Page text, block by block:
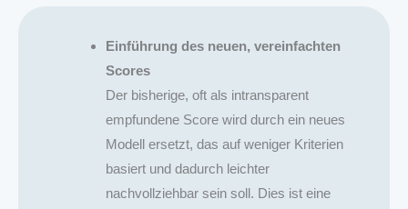
Einführung des neuen, vereinfachten
Scores
Der bisherige, oft als intransparent
empfundene Score wird durch ein neues
Modell ersetzt, das auf weniger Kriterien
basiert und dadurch leichter
nachvollziehbar sein soll. Dies ist eine